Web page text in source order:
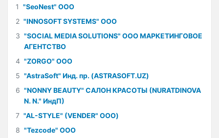
1 "SeoNest" ООО
2 "INNOSOFT SYSTEMS" ООО
3 "SOCIAL MEDIA SOLUTIONS" ООО МАРКЕТИНГОВОЕ
АГЕНТСТВО
4 "ZORGO" ООО
5 "AstraSoft" Инд. пр. (ASTRASOFT.UZ)
6 "NONNY BEAUTY" САЛОН КРАСОТЫ (NURATDINOVA
N. N." ИндП)
7 "AL-STYLE" (VENDER" ООО)
8 "Tezcode" ООО